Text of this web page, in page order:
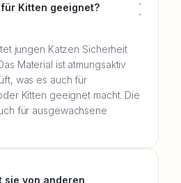
Kitten geeignet?
jungen Katzen Sicherheit
Material ist atmungsaktiv
was es auch für
Kitten geeignet macht. Die
für ausgewachsene
sie von anderen